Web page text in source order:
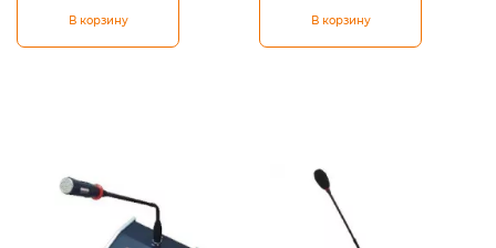
В корзину В корзину